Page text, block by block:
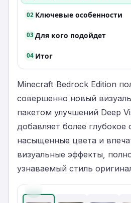
02 Ключевые особенности
03 Для кого подойдет
04 Итог
Minecraft Bedrock Edition
совершенно новый
пакетом улучшений Deep
добавляет более глубокое
насыщенные цвета и
визуальные эффекты,
узнаваемый стиль